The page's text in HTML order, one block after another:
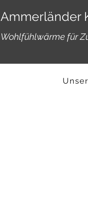
Ammerländer
Wohlfühlwärme für